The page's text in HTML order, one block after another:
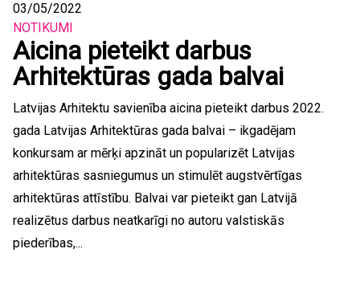
03/05/2022
NOTIKUMI
Aicina pieteikt darbus
Arhitektūras gada balvai
Latvijas Arhitektu savienība aicina pieteikt darbus 2022.
gada Latvijas Arhitektūras gada balvai – ikgadējam
konkursam ar mērķi apzināt un popularizēt Latvijas
arhitektūras sasniegumus un stimulēt augstvērtīgas
arhitektūras attīstību. Balvai var pieteikt gan Latvijā
realizētus darbus neatkarīgi no autoru valstiskās
piederības,...